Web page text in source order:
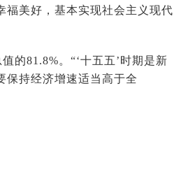
福美好，基本实现社会主义现代
的81.8%。“‘十五五’时期是新
保持经济增速适当高于全